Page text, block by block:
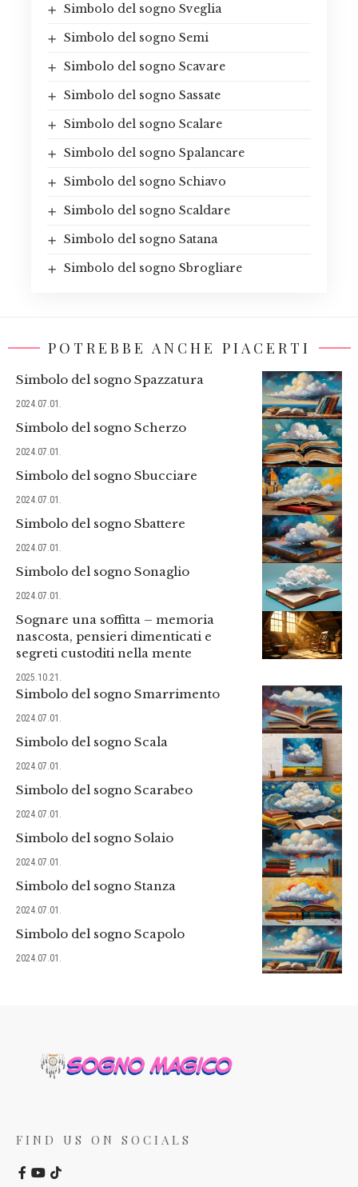
Simbolo del sogno Sveglia
Simbolo del sogno Semi
Simbolo del sogno Scavare
Simbolo del sogno Sassate
Simbolo del sogno Scalare
Simbolo del sogno Spalancare
Simbolo del sogno Schiavo
Simbolo del sogno Scaldare
Simbolo del sogno Satana
Simbolo del sogno Sbrogliare
POTREBBE ANCHE PIACERTI
Simbolo del sogno Spazzatura
2024.07.01.
Simbolo del sogno Scherzo
2024.07.01.
Simbolo del sogno Sbucciare
2024.07.01.
Simbolo del sogno Sbattere
2024.07.01.
Simbolo del sogno Sonaglio
2024.07.01.
Sognare una soffitta – memoria
nascosta, pensieri dimenticati e
segreti custoditi nella mente
2025.10.21.
Simbolo del sogno Smarrimento
2024.07.01.
Simbolo del sogno Scala
2024.07.01.
Simbolo del sogno Scarabeo
2024.07.01.
Simbolo del sogno Solaio
2024.07.01.
Simbolo del sogno Stanza
2024.07.01.
Simbolo del sogno Scapolo
2024.07.01.
FIND US ON SOCIALS